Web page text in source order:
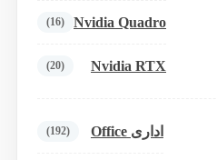
Nvidia Quadro
(16)
Nvidia RTX
(20)
اداری Office (192)